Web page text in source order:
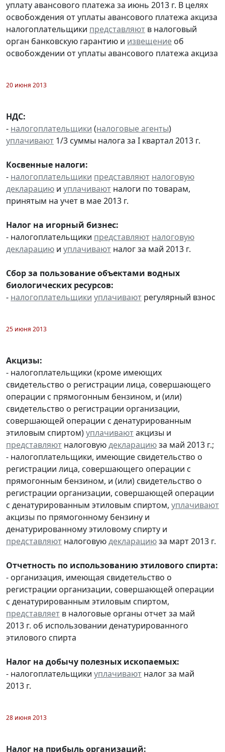
уплату авансового платежа за июнь 2013 г. В целях
освобождения от уплаты авансового платежа акциза
налогоплательщики представляют в налоговый
орган банковскую гарантию и извещение об
освобождении от уплаты авансового платежа акциза
20 июня 2013
НДС:
- налогоплательщики (налоговые агенты)
уплачивают 1/3 суммы налога за I квартал 2013 г.
Косвенные налоги:
- налогоплательщики представляют налоговую
декларацию и уплачивают налоги по товарам,
принятым на учет в мае 2013 г.
Налог на игорный бизнес:
- налогоплательщики представляют налоговую
декларацию и уплачивают налог за май 2013 г.
Сбор за пользование объектами водных
биологических ресурсов:
- налогоплательщики уплачивают регулярный взнос
25 июня 2013
Акцизы:
- налогоплательщики (кроме имеющих
свидетельство о регистрации лица, совершающего
операции с прямогонным бензином, и (или)
свидетельство о регистрации организации,
совершающей операции с денатурированным
этиловым спиртом)уплачиваютакцизы и
представляют налоговуюдекларациюза май 2013 г.;
- налогоплательщики, имеющие свидетельство о
регистрации лица, совершающего операции с
прямогонным бензином, и (или) свидетельство о
регистрации организации, совершающей операции
с денатурированным этиловым спиртом, уплачивают
акцизы по прямогонному бензину и
денатурированному этиловому спирту и
представляют налоговуюдекларациюза март 2013 г.
Отчетность по использованию этилового спирта:
- организация, имеющая свидетельство о
регистрации организации, совершающей операции
с денатурированным этиловым спиртом,
представляет в налоговые органы отчет за май
2013 г. об использовании денатурированного
этилового спирта
Налог на добычу полезных ископаемых:
- налогоплательщики уплачивают налог за май
2013 г.
28 июня 2013
Налог на прибыль организаций: